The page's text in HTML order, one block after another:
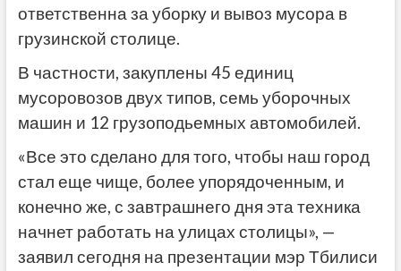
ответственна за уборку и вывоз мусора в
грузинской столице.
В частности, закуплены 45 единиц
мусоровозов двух типов, семь уборочных
машин и 12 грузоподьемных автомобилей.
«Все это сделано для того, чтобы наш город
стал еще чище, более упорядоченным, и
конечно же, с завтрашнего дня эта техника
начнет работать на улицах столицы», —
заявил сегодня на презентации мэр Тбилиси